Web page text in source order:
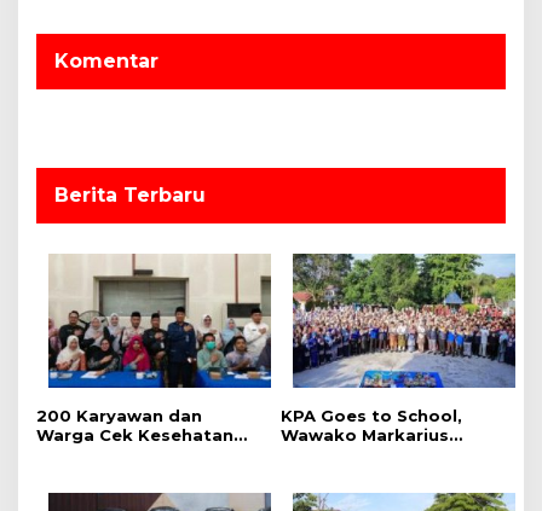
s
s
Komentar
Berita Terbaru
‎200 Karyawan dan
Warga Cek Kesehatan
‎KPA Goes to School,
‎Wawako Markarius
Kalangan Pelajar